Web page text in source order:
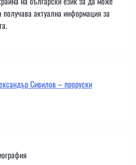
получава актуална информация за
Сивилов – проруски